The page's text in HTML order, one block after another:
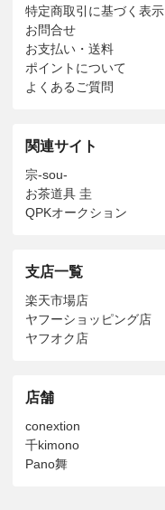
特定商取引に基づく表示
お問合せ
お支払い・送料
ポイントについて
よくあるご質問
関連サイト
宗-sou-
お茶道具 圭
QPKオークション
支店一覧
楽天市場店
ヤフーショッピング店
ヤフオク店
店舗
conextion
千kimono
Pano舞